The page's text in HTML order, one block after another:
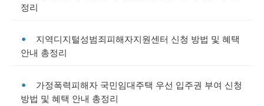
정리
지역디지털성범죄피해자지원센터 신청 방법 및 혜택
안내 총정리
가정폭력피해자 국민임대주택 우선 입주권 부여 신청
방법 및 혜택 안내 총정리